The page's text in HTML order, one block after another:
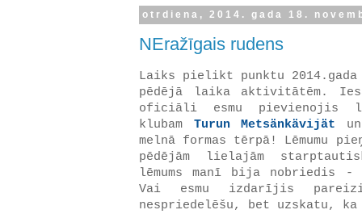
otrdiena, 2014. gada 18.
NEražīgais rudens
Laiks pielikt punktu
pēdējā laika aktivitātēm.
oficiāli esmu pievienojis
klubam Turun Metsänkävijät
melnā formas tērpā! Lēmumu
pēdējām lielajām
lēmums manī bija nobriedis -
Vai esmu izdarījis
nespriedelēšu, bet uzskatu,